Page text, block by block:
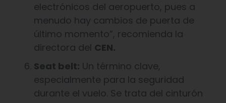
electrónicos del aeropuerto, pues a
menudo hay cambios de puerta de
último momento”, recomienda la
directora del CEN.
Seat belt: Un término clave,
especialmente para la seguridad
durante el vuelo. Se trata del cinturón